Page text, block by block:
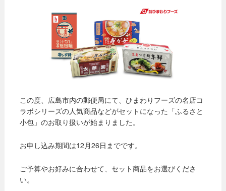
この度、広島市内の郵便局にて、ひまわりフーズの名店コ
ラボシリーズの人気商品などがセットになった「ふるさと
小包」のお取り扱いが始まりました。
お申し込み期間は12月26日までです。
ご予算やお好みに合わせて、セット商品をお選びくださ
い。